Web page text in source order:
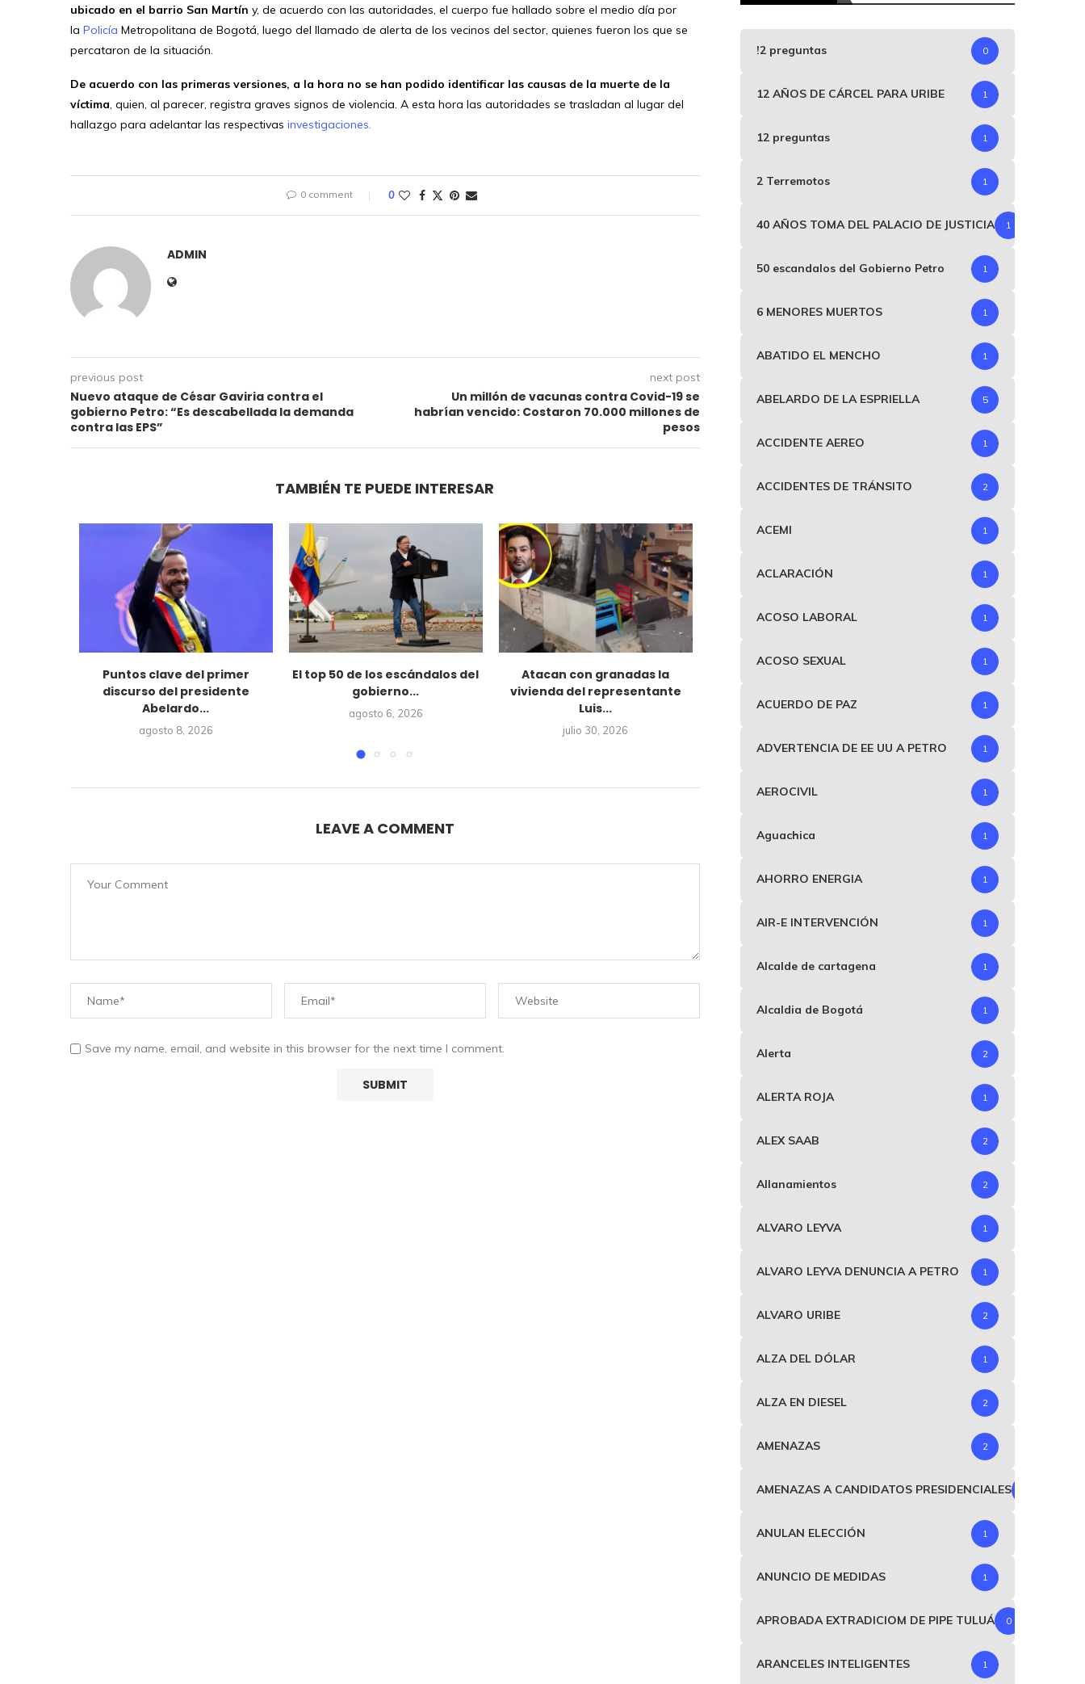
ubicado en el barrio San Martín y, de acuerdo con las autoridades, el cuerpo fue hallado sobre el medio día por
la Policía Metropolitana de Bogotá, luego del llamado de alerta de los vecinos del sector, quienes fueron los que se
percataron de la situación.
De acuerdo con las primeras versiones, a la hora no se han podido identificar las causas de la muerte de la
víctima, quien, al parecer, registra graves signos de violencia. A esta hora las autoridades se trasladan al lugar del
hallazgo para adelantar las respectivas investigaciones.
0 comment 0
ADMIN
previous post
Nuevo ataque de César Gaviria contra el
gobierno Petro: “Es descabellada la demanda
contra las EPS”
next post
Un millón de vacunas contra Covid-19 se
habrían vencido: Costaron 70.000 millones de
pesos
TAMBIÉN TE PUEDE INTERESAR
Puntos clave del primer
discurso del presidente
Abelardo...
agosto 8, 2026
El top 50 de los escándalos del
gobierno...
agosto 6, 2026
Atacan con granadas la
vivienda del representante
Luis...
julio 30, 2026
técnico de...
La Fifa abrió
oficial contra Argentina
julio 17, 2026
LEAVE A COMMENT
Save my name, email, and website in this browser for the next time I comment.
!2 preguntas 0
12 AÑOS DE CÁRCEL PARA URIBE 1
12 preguntas 1
2 Terremotos 1
40 AÑOS TOMA DEL PALACIO DE JUSTICIA 1
50 escandalos del Gobierno Petro 1
6 MENORES MUERTOS 1
ABATIDO EL MENCHO 1
ABELARDO DE LA ESPRIELLA 5
ACCIDENTE AEREO 1
ACCIDENTES DE TRÁNSITO 2
ACEMI 1
ACLARACIÓN 1
ACOSO LABORAL 1
ACOSO SEXUAL 1
ACUERDO DE PAZ 1
ADVERTENCIA DE EE UU A PETRO 1
AEROCIVIL 1
Aguachica 1
AHORRO ENERGIA 1
AIR-E INTERVENCIÓN 1
Alcalde de cartagena 1
Alcaldia de Bogotá 1
Alerta 2
ALERTA ROJA 1
ALEX SAAB 2
Allanamientos 2
ALVARO LEYVA 1
ALVARO LEYVA DENUNCIA A PETRO 1
ALVARO URIBE 2
ALZA DEL DÓLAR 1
ALZA EN DIESEL 2
AMENAZAS 2
AMENAZAS A CANDIDATOS PRESIDENCIALES
ANULAN ELECCIÓN 1
ANUNCIO DE MEDIDAS 1
APROBADA EXTRADICIOM DE PIPE TULUÁ 0
ARANCELES INTELIGENTES 1